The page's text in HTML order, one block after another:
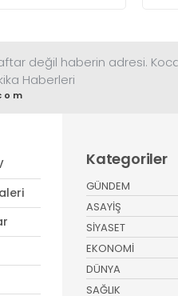
değil haberin adresi.
Haberleri
Kategoriler
GÜNDEM
ASAYİŞ
SİYASET
EKONOMİ
DÜNYA
SAĞLIK